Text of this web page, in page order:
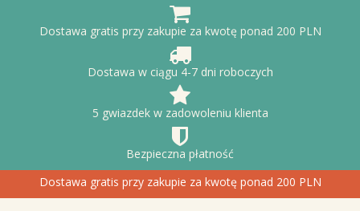
Dostawa gratis przy zakupie za kwotę ponad 200 PLN
Dostawa w ciągu 4-7 dni roboczych
5 gwiazdek w zadowoleniu klienta
Bezpieczna płatność
Dostawa gratis przy zakupie za kwotę ponad 200 PLN